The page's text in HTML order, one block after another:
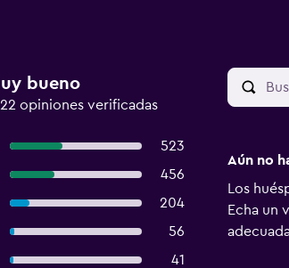
bueno
opiniones verificadas
523
456
204
56
41
Aún no
Los
Echa un